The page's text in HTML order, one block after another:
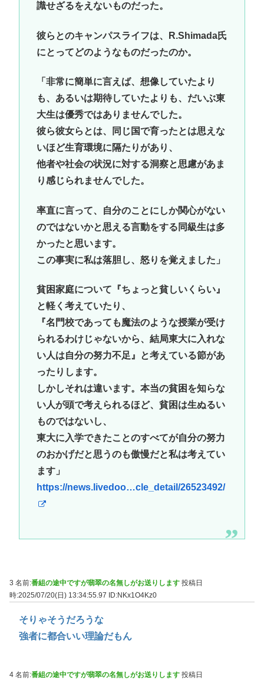
識せざるをえないものだった。
彼らとのキャンパスライフは、R.Shimada氏
にとってどのようなものだったのか。
「非常に簡単に言えば、想像していたより
も、あるいは期待していたよりも、だいぶ東
大生は優秀ではありませんでした。
彼ら彼女らとは、同じ国で育ったとは思えな
いほど生育環境に隔たりがあり、
他者や社会の状況に対する洞察と思慮があま
り感じられませんでした。
率直に言って、自分のことにしか関心がない
のではないかと思える言動をする同級生は多
かったと思います。
この事実に私は落胆し、怒りを覚えました」
貧困家庭について『ちょっと貧しいくらい』
と軽く考えていたり、
『名門校であっても魔法のような授業が受け
られるわけじゃないから、結局東大に入れな
い人は自分の努力不足』と考えている節があ
ったりします。
しかしそれは違います。本当の貧困を知らな
い人が頭で考えられるほど、貧困は生ぬるい
ものではないし、
東大に入学できたことのすべてが自分の努力
のおかげだと思うのも傲慢だと私は考えてい
ます」
https://news.livedoo…cle_detail/26523492/
3 名前:番組の途中ですが翡翠の名無しがお送りします 投稿日
時:2025/07/20(日) 13:34:55.97 ID:NKx1O4Kz0
そりゃそうだろうな
強者に都合いい理論だもん
4 名前:番組の途中ですが翡翠の名無しがお送りします 投稿日